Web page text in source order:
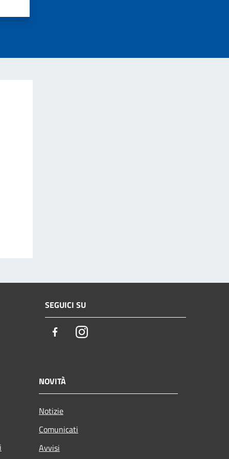
SEGUICI SU
FacebookInstagram
NOVITÀ
Notizie
Comunicati
Avvisi